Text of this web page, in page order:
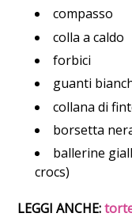
compasso
colla a caldo
forbici
guanti
collana di
borsetta
ballerine
crocs)
LEGGI ANCHE: